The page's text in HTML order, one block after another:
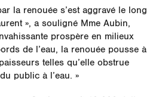
la renouée s’est aggravé le long
», a souligné Mme Aubin,
prospère en milieux
de l’eau, la renouée pousse à
telles qu’elle obstrue
public à l’eau. »